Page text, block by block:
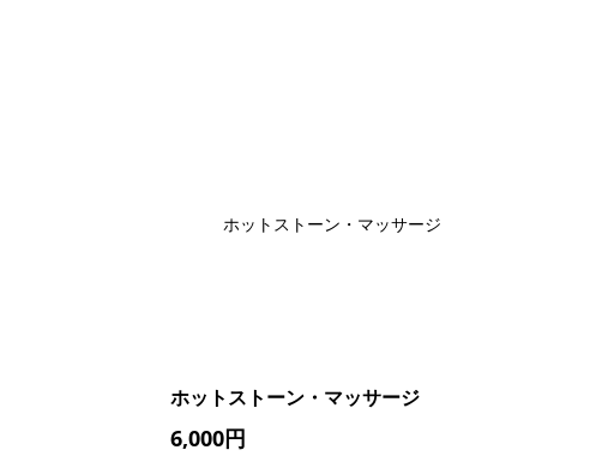
ホットストーン・マッサージ
ホットストーン・マッサージ
6,000円